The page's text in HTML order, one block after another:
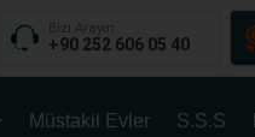
Bizi Arayın
+90 252 606 05 40
Müstakil Evler S.S.S